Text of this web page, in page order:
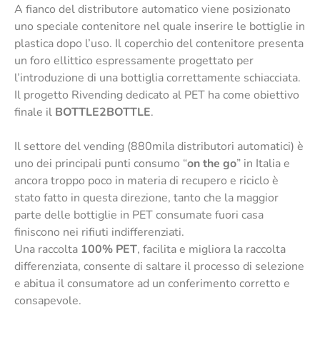
A fianco del distributore automatico viene posizionato
uno speciale contenitore nel quale inserire le bottiglie in
plastica dopo l’uso. Il coperchio del contenitore presenta
un foro ellittico espressamente progettato per
l’introduzione di una bottiglia correttamente schiacciata.
Il progetto Rivending dedicato al PET ha come obiettivo
finale il BOTTLE2BOTTLE.
Il settore del vending (880mila distributori automatici) è
uno dei principali punti consumo “on the go” in Italia e
ancora troppo poco in materia di recupero e riciclo è
stato fatto in questa direzione, tanto che la maggior
parte delle bottiglie in PET consumate fuori casa
finiscono nei rifiuti indifferenziati.
Una raccolta 100% PET, facilita e migliora la raccolta
differenziata, consente di saltare il processo di selezione
e abitua il consumatore ad un conferimento corretto e
consapevole.